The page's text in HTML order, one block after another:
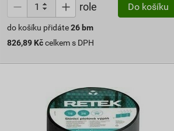
role Do košíku
do košíku přidáte26 bm
826,89 Kčcelkem s DPH